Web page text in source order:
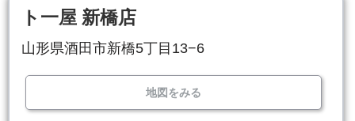
ト一屋 新橋店
山形県酒田市新橋5丁目13−6
地図をみる